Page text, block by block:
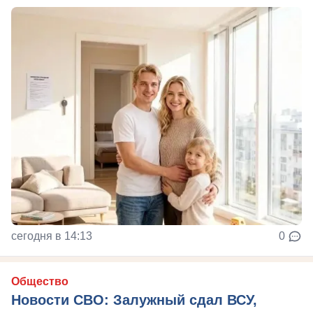
сегодня в 14:13 0
Общество
Новости СВО: Залужный сдал ВСУ,